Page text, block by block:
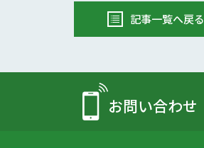
記事一覧へ戻る
お問い合わせ